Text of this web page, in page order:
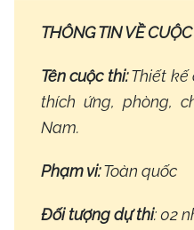
THÔNG TIN VỀ
Tên cuộc thi:Thiết kế
thích ứng, phòng,
Nam.
Phạm vi:Toàn quốc
Đối tượng dự thi: 02